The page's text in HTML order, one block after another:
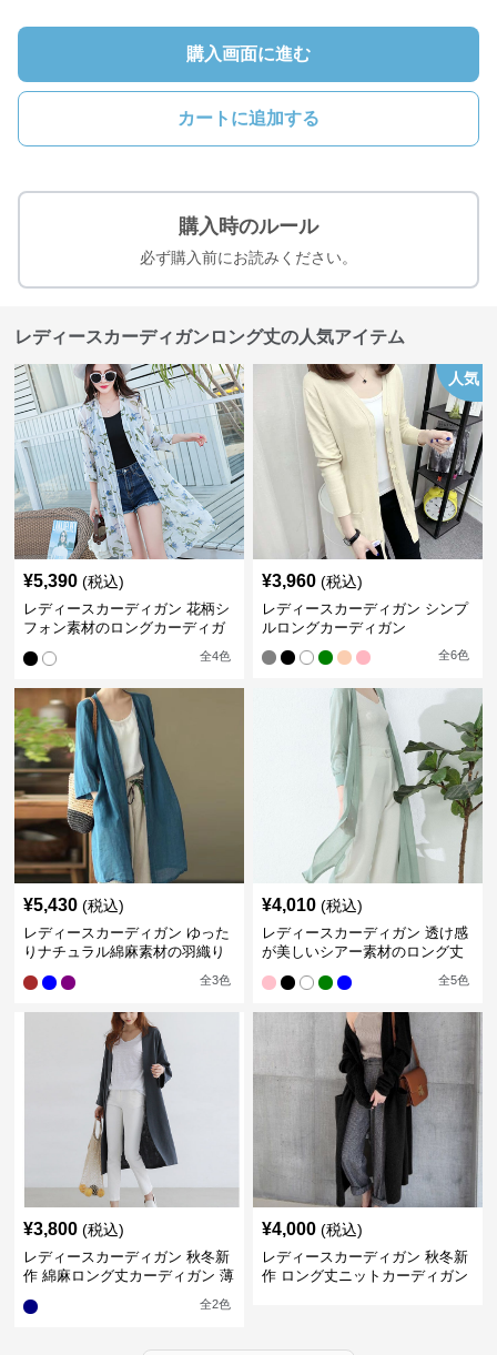
購入画面に進む
カートに追加する
購入時のルール
必ず購入前にお読みください。
レディースカーディガンロング丈の人気アイテム
¥5,390 (税込)
レディースカーディガン 花柄シ
フォン素材のロングカーディガ
全4色
人気
¥3,960 (税込)
レディースカーディガン シンプ
ルロングカーディガン
全6色
¥5,430 (税込)
レディースカーディガン ゆった
りナチュラル綿麻素材の羽織り
全3色
¥4,010 (税込)
レディースカーディガン 透け感
が美しいシアー素材のロング丈
全5色
¥3,800 (税込)
レディースカーディガン 秋冬新
作 綿麻ロング丈カーディガン 薄
全2色
¥4,000 (税込)
レディースカーディガン 秋冬新
作 ロング丈ニットカーディガン